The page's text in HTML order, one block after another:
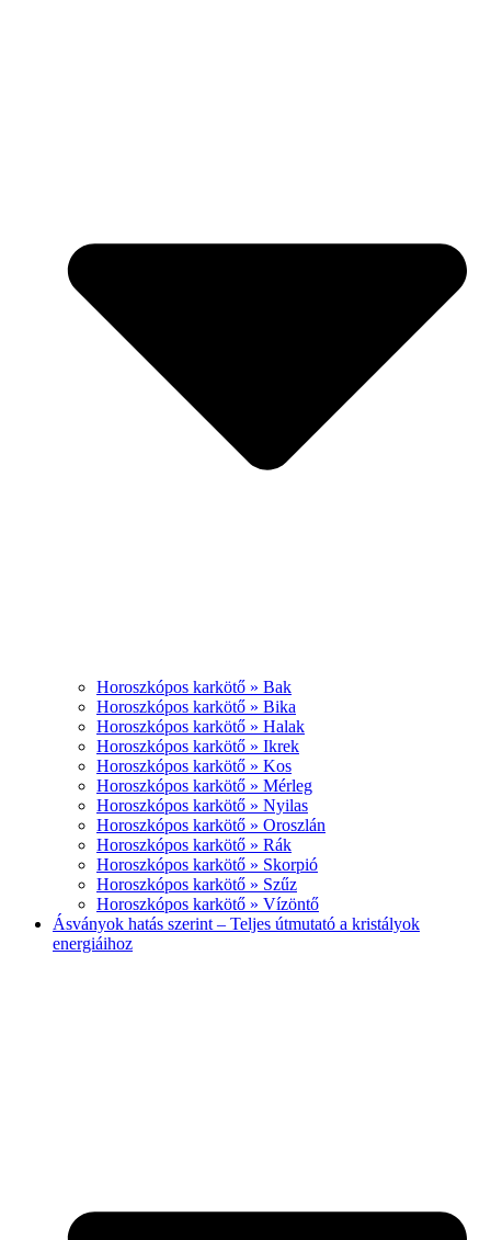
Horoszkópos karkötő » Bak
Horoszkópos karkötő » Bika
Horoszkópos karkötő » Halak
Horoszkópos karkötő » Ikrek
Horoszkópos karkötő » Kos
Horoszkópos karkötő » Mérleg
Horoszkópos karkötő » Nyilas
Horoszkópos karkötő » Oroszlán
Horoszkópos karkötő » Rák
Horoszkópos karkötő » Skorpió
Horoszkópos karkötő » Szűz
Horoszkópos karkötő » Vízöntő
Ásványok hatás szerint – Teljes útmutató a kristályok
energiáihoz